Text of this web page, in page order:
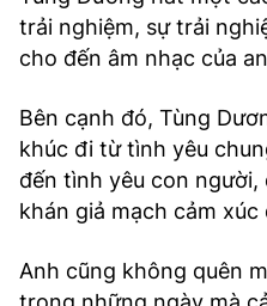
trải nghiệm, sự trải
cho đến âm nhạc của
Bên cạnh đó, Tùng
khúc đi từ tình yêu
đến tình yêu con
khán giả mạch cảm xúc
Anh cũng không quên